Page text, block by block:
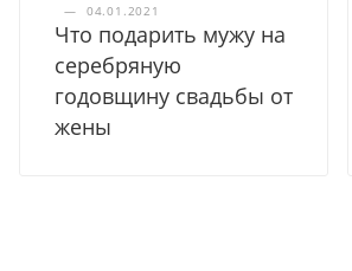
—
04.01.2021
Что подарить мужу на
серебряную
годовщину свадьбы от
жены